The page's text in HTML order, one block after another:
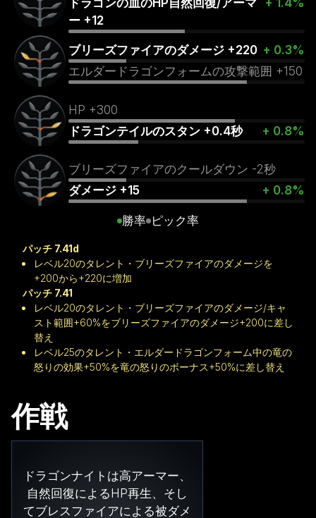
ー +12
ブリーズファイアのダメージ +220 + 0.3%
エルダードラゴンフォームの攻撃範囲 +150
HP +300
ドラゴンテイルのスタン +0.4秒
+ 0.8%
ブリーズファイアのクールダウン -2秒
ダメージ +15
+ 0.8%
勝率 ピック率
パッチ 7.41d
レベル20のタレント・ブリーズファイアのダメージを
+200から+220に増加
パッチ 7.41
レベル20のタレント・ブリーズファイアのダメージ/キャ
スト範囲+60%をブリーズファイアのダメージ+200に差し
替え
レベル25のタレント・エルダードラゴンフォーム中の竜の
怒りの効果+50%を竜の怒りのボーナス+50%に差し替え
作戦
ドラゴンナイトは高アーマー、
自然回復によるHP再生、そし
てブレスファイアによる被ダメ